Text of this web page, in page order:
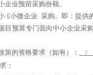
企业预留采购份额。
£小微企业 采购。即：提供
目预算专门面向中小企业采
策的资格要求（如有）：
：